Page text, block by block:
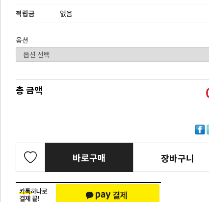
적립금
없음
옵션
총 금액
바로구매 장바구니